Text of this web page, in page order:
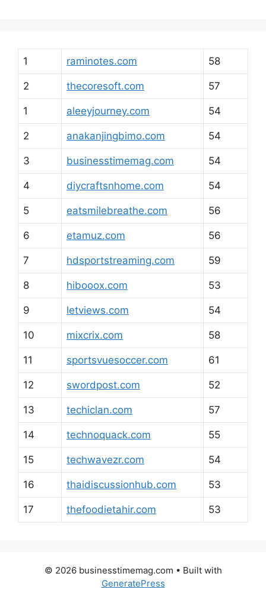
1 raminotes.com 58
2 thecoresoft.com 57
1 aleeyjourney.com 54
2 anakanjingbimo.com 54
3 businesstimemag.com 54
4 diycraftsnhome.com 54
5 eatsmilebreathe.com 56
6 etamuz.com 56
7 hdsportstreaming.com 59
8 hibooox.com 53
9 letviews.com 54
10 mixcrix.com 58
11 sportsvuesoccer.com 61
12 swordpost.com 52
13 techiclan.com 57
14 technoquack.com 55
15 techwavezr.com 54
16 thaidiscussionhub.com 53
17 thefoodietahir.com 53
© 2026 businesstimemag.com • Built with
GeneratePress